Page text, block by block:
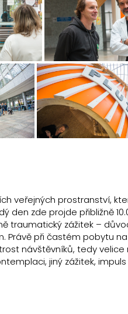
veřejných prostranství,
den zde projde přibližně
traumatický zážitek –
Právě při častém pobytu
návštěvníků, tedy velice
jiný zážitek, impuls